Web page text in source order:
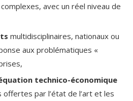
avec un réel niveau de
multidisciplinaires, nationaux ou
aux problématiques «
technico-économique
par l’état de l’art et les